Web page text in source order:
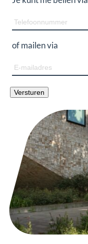
Telefoon
of mailen via
E-
mailadres
Versturen